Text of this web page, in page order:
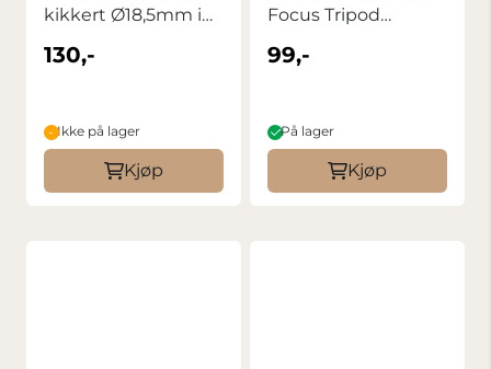
kikkert Ø18,5mm i
front
130,-
Ikke på lager
Kjøp
Focus Tripod
Adapter Model L
99,-
På lager
Kjøp